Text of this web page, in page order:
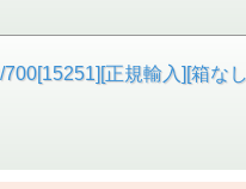
正規輸入][箱な